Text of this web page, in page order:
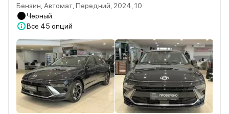
Бензин, Автомат, Передний, 2024, 10
Черный
Все 45 опций